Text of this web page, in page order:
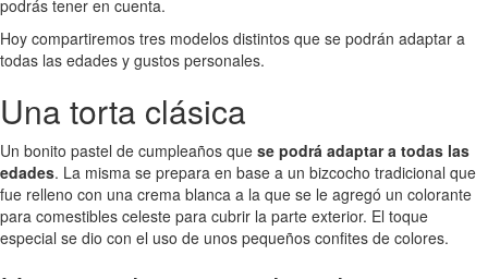
podrás tener en cuenta.
Hoy compartiremos tres modelos distintos que se podrán adaptar a
todas las edades y gustos personales.
Una torta clásica
Un bonito pastel de cumpleaños que se podrá adaptar a todas las
edades. La misma se prepara en base a un bizcocho tradicional que
fue relleno con una crema blanca a la que se le agregó un colorante
para comestibles celeste para cubrir la parte exterior. El toque
especial se dio con el uso de unos pequeños confites de colores.